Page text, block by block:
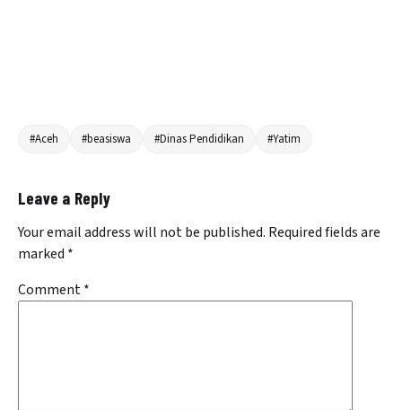
#Aceh #beasiswa #Dinas Pendidikan #Yatim
Leave a Reply
Your email address will not be published. Required fields are
marked *
Comment*